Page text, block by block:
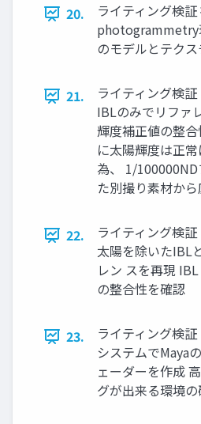
20.
ライティング検証
photogrammetry
のモデルとテク
21.
ライティング検
IBLのみでリファ
輝度補正値の整
に太陽輝度は正
為、 1/
た別撮り素材か
22.
ライティング検
太陽を除いたIBL
レン スを再現
の整合性を確認
23.
ライティング検
システムでMaya
ェーダーを作成
グが出来る環境